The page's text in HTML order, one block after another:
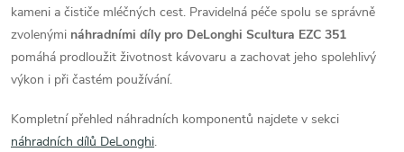
kameni a čističe mléčných cest. Pravidelná péče spolu se správně
zvolenými náhradními díly pro DeLonghi Scultura EZC 351
pomáhá prodloužit životnost kávovaru a zachovat jeho spolehlivý
výkon i při častém používání.
Kompletní přehled náhradních komponentů najdete v sekci
náhradních dílů DeLonghi.